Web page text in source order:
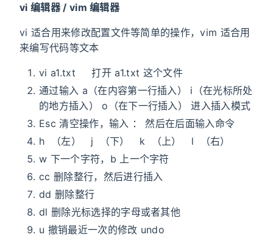
vi 编辑器 / vim 编辑器
vi 适合用来修改配置文件等简单的操作，vim 适合用
来编写代码等文本
vi a1.txt 打开 a1.txt 这个文件
通过输入 a（在内容第一行插入） i（在光标所处
的地方插入） o（在下一行插入） 进入插入模式
Esc 清空操作，输入 ： 然后在后面输入命令
h （左） j （下） k （上） l （右）
w 下一个字符，b 上一个字符
cc 删除整行，然后进行插入
dd 删除整行
dl 删除光标选择的字母或者其他
u 撤销最近一次的修改 undo